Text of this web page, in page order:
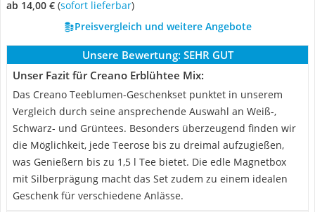
ab 14,00 € ( Sofort lieferbar)
Preisvergleich und weitere Angebote
Unsere Bewertung: SEHR GUT
Unser Fazit für Creano Erblühtee Mix:
Das Creano Teeblumen-Geschenkset punktet in unserem
Vergleich durch seine ansprechende Auswahl an Weiß-,
Schwarz- und Grüntees. Besonders überzeugend finden wir
die Möglichkeit, jede Teerose bis zu dreimal aufzugießen,
was Genießern bis zu 1,5 l Tee bietet. Die edle Magnetbox
mit Silberprägung macht das Set zudem zu einem idealen
Geschenk für verschiedene Anlässe.